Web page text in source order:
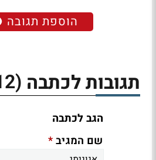
הוספת תגובה
תגובות לכתבה (12)
הגב לכתבה
שם המגיב*